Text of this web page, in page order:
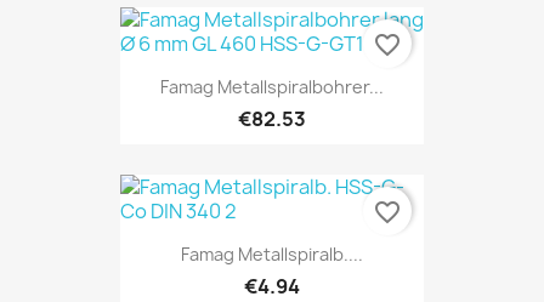
Famag Metallspiralbohrer...
€82.53
favorite_border
Famag Metallspiralb....
€4.94
favorite_border